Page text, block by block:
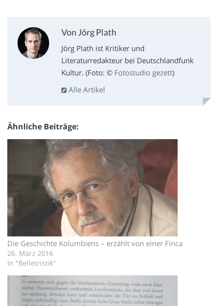
Von Jörg Plath
Jörg Plath ist Kritiker und
Literaturredakteur bei Deutschlandfunk
Kultur. (Foto: © Fotostudio gezett)
Alle Artikel
Ähnliche Beiträge
Die Geschichte Kolumbiens – erzählt von einer Finca
26. März 2016
In "Belletristik"